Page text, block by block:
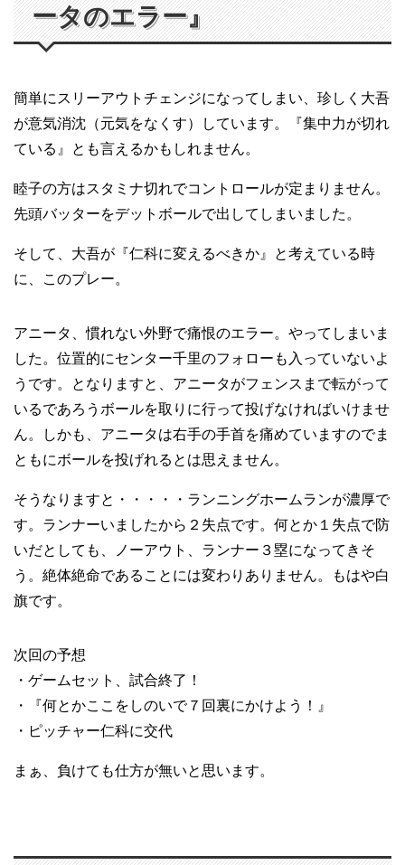
ータのエラー』
簡単にスリーアウトチェンジになってしまい、珍しく大吾
が意気消沈（元気をなくす）しています。『集中力が切れ
ている』とも言えるかもしれません。
睦子の方はスタミナ切れでコントロールが定まりません。
先頭バッターをデットボールで出してしまいました。
そして、大吾が『仁科に変えるべきか』と考えている時
に、このプレー。
アニータ、慣れない外野で痛恨のエラー。やってしまいま
した。位置的にセンター千里のフォローも入っていないよ
うです。となりますと、アニータがフェンスまで転がって
いるであろうボールを取りに行って投げなければいけませ
ん。しかも、アニータは右手の手首を痛めていますのでま
ともにボールを投げれるとは思えません。
そうなりますと・・・・・ランニングホームランが濃厚で
す。ランナーいましたから２失点です。何とか１失点で防
いだとしても、ノーアウト、ランナー３塁になってきそ
う。絶体絶命であることには変わりありません。もはや白
旗です。
次回の予想
・ゲームセット、試合終了！
・『何とかここをしのいで７回裏にかけよう！』
・ピッチャー仁科に交代
まぁ、負けても仕方が無いと思います。